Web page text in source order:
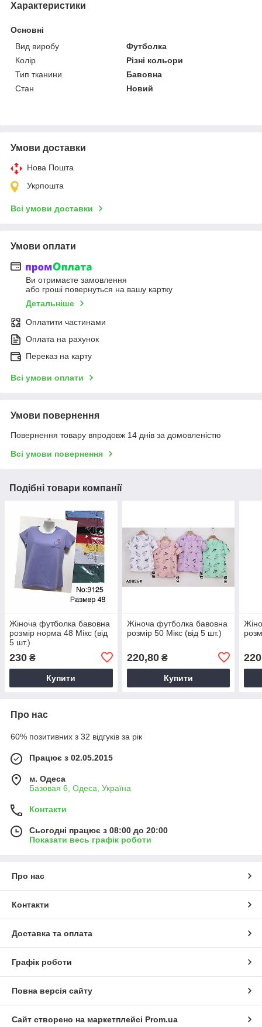
Характеристики
Основні
Вид виробу
Футболка
Колір
Різні кольори
Тип тканини
Бавовна
Стан
Новий
Умови доставки
Нова Пошта
Укрпошта
Всі умови доставки
Умови оплати
Ви отримаєте замовлення
або гроші повернуться на вашу картку
Детальніше
Оплатити частинами
Оплата на рахунок
Переказ на карту
Всі умови оплати
Умови повернення
Повернення товару впродовж 14 днів за домовленістю
Всі умови повернення
Подібні товари компанії
Жіноча футболка бавовна
розмір норма 48 Мікс (від
5 шт.)
230 ₴
Купити
Жіноча футболка бавовна
розмір 50 Мікс (від 5 шт.)
220,80₴
Купити
Про нас
60% позитивних з 32 відгуків за рік
Працює з 02.05.2015
м. Одеса
Базовая 6, Одеса, Україна
Контакти
Сьогодні працює з 08:00 до 20:00
Показати весь графік роботи
Про нас
Контакти
Доставка та оплата
Графік роботи
Повна версія сайту
Сайт створено на маркетплейсі Prom.ua